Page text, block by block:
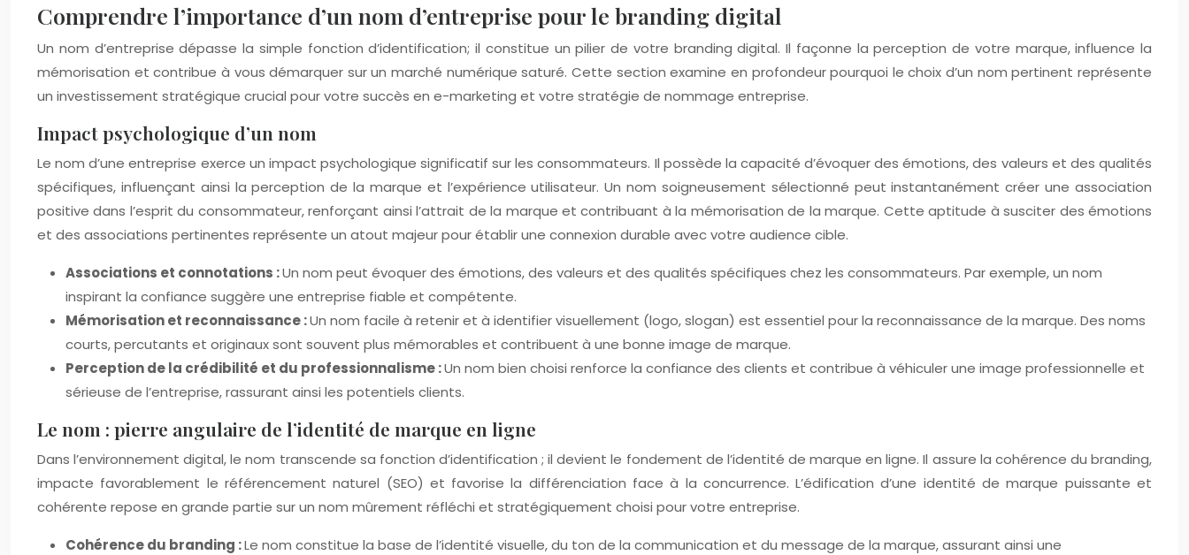
Comprendre l’importance d’un nom d’entreprise pour le branding digital
Un nom d’entreprise dépasse la simple fonction d’identification; il constitue un pilier de votre branding digital. Il façonne la perception de votre marque, influence la
mémorisation et contribue à vous démarquer sur un marché numérique saturé. Cette section examine en profondeur pourquoi le choix d’un nom pertinent représente
un investissement stratégique crucial pour votre succès en e-marketing et votre stratégie de nommage entreprise.
Impact psychologique d’un nom
Le nom d’une entreprise exerce un impact psychologique significatif sur les consommateurs. Il possède la capacité d’évoquer des émotions, des valeurs et des qualités
spécifiques, influençant ainsi la perception de la marque et l’expérience utilisateur. Un nom soigneusement sélectionné peut instantanément créer une association
positive dans l’esprit du consommateur, renforçant ainsi l’attrait de la marque et contribuant à la mémorisation de la marque. Cette aptitude à susciter des émotions
et des associations pertinentes représente un atout majeur pour établir une connexion durable avec votre audience cible.
Associations et connotations :Un nom peut évoquer des émotions, des valeurs et des qualités spécifiques chez les consommateurs. Par exemple, un nom
inspirant la confiance suggère une entreprise fiable et compétente.
Mémorisation et reconnaissance :Un nom facile à retenir et à identifier visuellement (logo, slogan) est essentiel pour la reconnaissance de la marque. Des noms
courts, percutants et originaux sont souvent plus mémorables et contribuent à une bonne image de marque.
Perception de la crédibilité et du professionnalisme :Un nom bien choisi renforce la confiance des clients et contribue à véhiculer une image professionnelle et
sérieuse de l’entreprise, rassurant ainsi les potentiels clients.
Le nom : pierre angulaire de l’identité de marque en ligne
Dans l’environnement digital, le nom transcende sa fonction d’identification ; il devient le fondement de l’identité de marque en ligne. Il assure la cohérence du branding,
impacte favorablement le référencement naturel (SEO) et favorise la différenciation face à la concurrence. L’édification d’une identité de marque puissante et
cohérente repose en grande partie sur un nom mûrement réfléchi et stratégiquement choisi pour votre entreprise.
Cohérence du branding :Le nom constitue la base de l’identité visuelle, du ton de la communication et du message de la marque, assurant ainsi une